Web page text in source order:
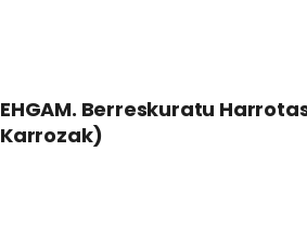
EHGAM. Berreskuratu
Karrozak)